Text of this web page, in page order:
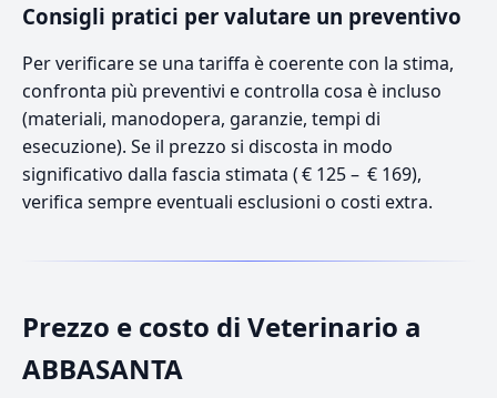
Consigli pratici per valutare un preventivo
Per verificare se una tariffa è coerente con la stima,
confronta più preventivi e controlla cosa è incluso
(materiali, manodopera, garanzie, tempi di
esecuzione). Se il prezzo si discosta in modo
significativo dalla fascia stimata ( € 125 – € 169),
verifica sempre eventuali esclusioni o costi extra.
Prezzo e costo di Veterinario a
ABBASANTA